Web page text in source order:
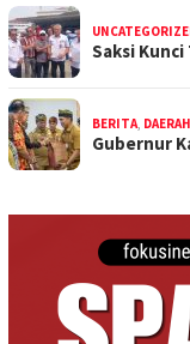
Saksi
BERITA, DAERAH
Gubernur